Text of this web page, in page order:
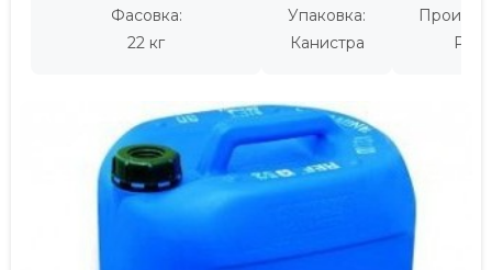
Фасовка:
22 кг
Упаковка:
Канистра